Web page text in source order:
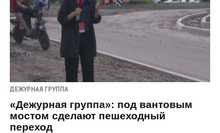
ДЕЖУРНАЯ ГРУППА
«Дежурная группа»: под вантовым
мостом сделают пешеходный
переход